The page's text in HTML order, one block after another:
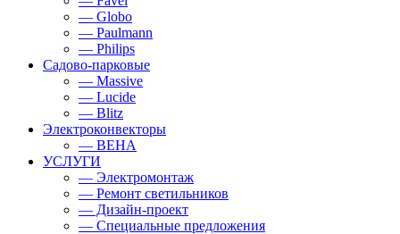
— Globo
— Paulmann
— Philips
Садово-парковые
— Massive
— Lucide
— Blitz
Электроконвекторы
— BEHA
УСЛУГИ
— Электромонтаж
— Ремонт светильников
— Дизайн-проект
— Специальные предложения